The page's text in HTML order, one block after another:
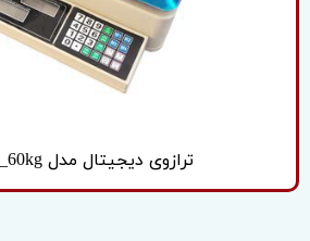
ترازوی دیجیتال مدل kia66_60kg